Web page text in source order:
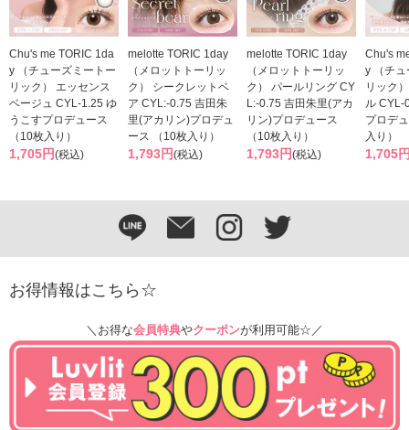
Chu's me TORIC 1da
y （チューズミートー
リック） エッセンス
ベージュ CYL-1.25 ゆ
うこすプロデュース
（10枚入り）
1,705円(税込)
melotte TORIC 1day
（メロットトーリッ
ク） シークレットベ
ア CYL:-0.75 吉田朱
里(アカリン)プロデュ
ース （10枚入り）
1,793円(税込)
melotte TORIC 1day
（メロットトーリッ
ク） パールリング CY
L:-0.75 吉田朱里(アカ
リン)プロデュース
（10枚入り）
1,793円(税込)
Chu's
y （チ
リック
ル CYL-
プロデ
入り）
1,705
お得情報はこちら☆
＼お得な会員特典やクーポンが利用可能☆／